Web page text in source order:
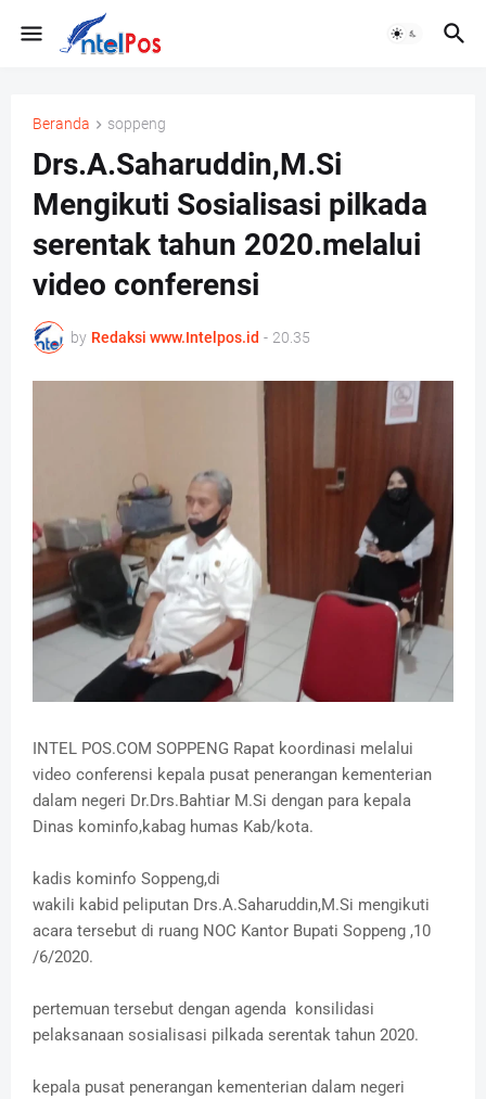
Beranda soppeng
Drs.A.Saharuddin,M.Si
Mengikuti Sosialisasi pilkada
serentak tahun 2020.melalui
video conferensi
by Redaksi www.Intelpos.id - 20.35
INTEL POS.COM SOPPENG Rapat koordinasi melalui
video conferensi kepala pusat penerangan kementerian
dalam negeri Dr.Drs.Bahtiar M.Si dengan para kepala
Dinas kominfo,kabag humas Kab/kota.
kadis kominfo Soppeng,di
wakili kabid peliputan Drs.A.Saharuddin,M.Si mengikuti
acara tersebut di ruang NOC Kantor Bupati Soppeng ,10
/6/2020.
pertemuan tersebut dengan agenda konsilidasi
pelaksanaan sosialisasi pilkada serentak tahun 2020.
kepala pusat penerangan kementerian dalam negeri